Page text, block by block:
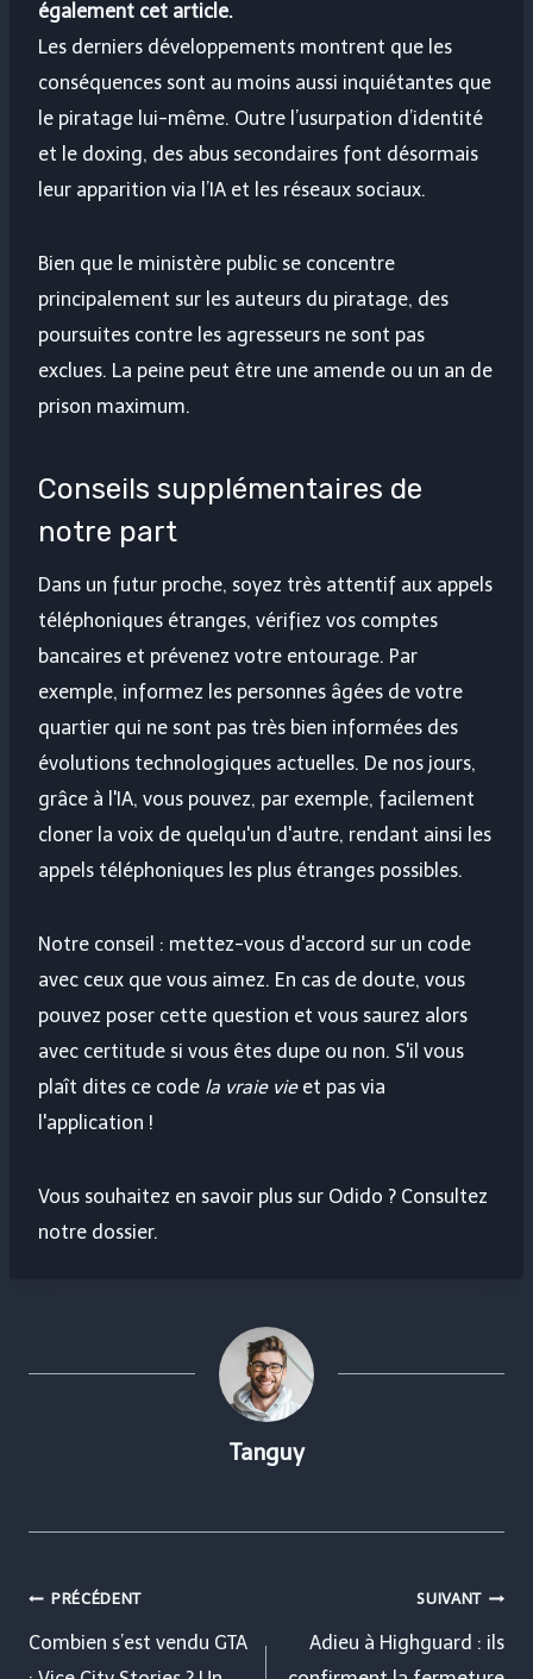
également cet article.
Les derniers développements montrent que les
conséquences sont au moins aussi inquiétantes que
le piratage lui-même. Outre l’usurpation d’identité
et le doxing, des abus secondaires font désormais
leur apparition via l’IA et les réseaux sociaux.
Bien que le ministère public se concentre
principalement sur les auteurs du piratage, des
poursuites contre les agresseurs ne sont pas
exclues. La peine peut être une amende ou un an de
prison maximum.
Conseils supplémentaires de
notre part
Dans un futur proche, soyez très attentif aux appels
téléphoniques étranges, vérifiez vos comptes
bancaires et prévenez votre entourage. Par
exemple, informez les personnes âgées de votre
quartier qui ne sont pas très bien informées des
évolutions technologiques actuelles. De nos jours,
grâce à l'IA, vous pouvez, par exemple, facilement
cloner la voix de quelqu'un d'autre, rendant ainsi les
appels téléphoniques les plus étranges possibles.
Notre conseil : mettez-vous d'accord sur un code
avec ceux que vous aimez. En cas de doute, vous
pouvez poser cette question et vous saurez alors
avec certitude si vous êtes dupe ou non. S'il vous
plaît dites ce code la vraie vie et pas via
l'application !
Vous souhaitez en savoir plus sur Odido ? Consultez
notre dossier.
Tanguy
Navigation
de
PRÉCÉDENT
Combien s’est vendu GTA
SUIVANT
Adieu à Highguard : ils